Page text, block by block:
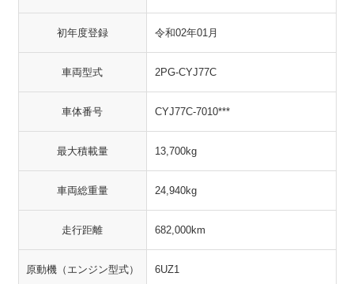
初年度登録 令和02年01月
車両型式 2PG-CYJ77C
車体番号 CYJ77C-7010***
最大積載量 13,700kg
車両総重量 24,940kg
走行距離 682,000km
原動機（エンジン型式） 6UZ1